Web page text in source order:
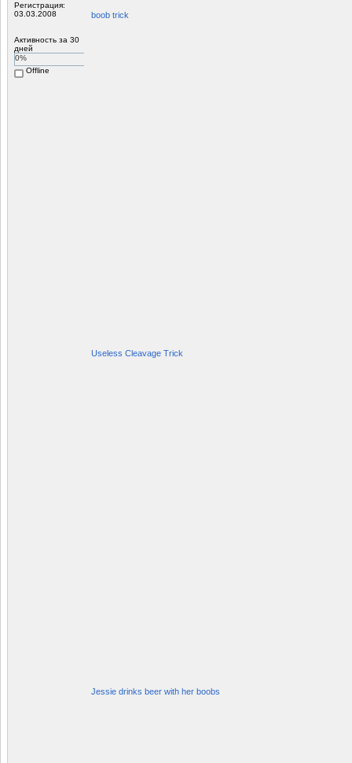
Регистрация:
03.03.2008
Активность за 30
дней
0%
Offline
boob trick
Useless Cleavage Trick
Jessie drinks beer with her boobs